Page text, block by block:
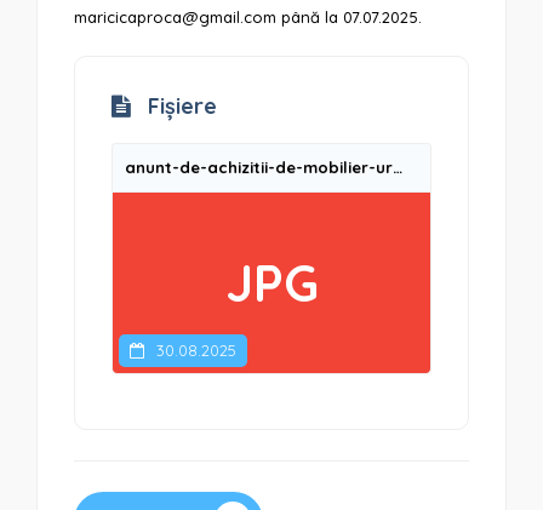
maricicaproca@gmail.com până la 07.07.2025.
Fișiere
anunt-de-achizitii-de-mobilier-urban-si-echipamente-de-joaca-ro
JPG
30.08.2025